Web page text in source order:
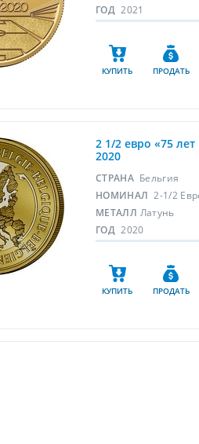
ГОД 2021
КУПИТЬ ПРОДАТЬ
2 1/2 евро «75
2020
СТРАНА Бельгия
НОМИНАЛ 2-1/2
МЕТАЛЛ Латунь
ГОД 2020
КУПИТЬ ПРОДАТЬ